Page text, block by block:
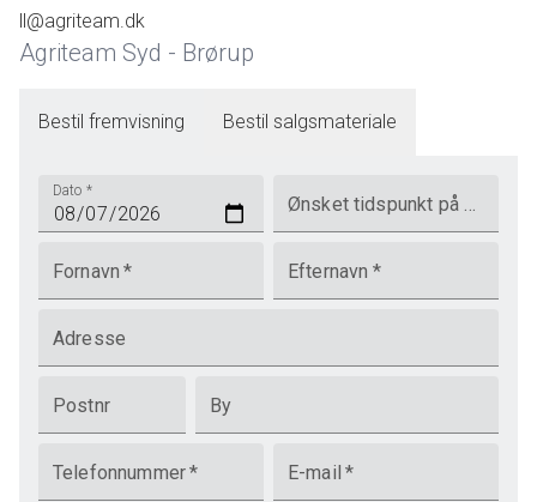
ll@agriteam.dk
Agriteam Syd - Brørup
Bestil fremvisning Bestil salgsmateriale
Dato *
Ønsket tidspunkt på dagen
Fornavn * Efternavn *
Adresse
Postnr By
Telefonnummer* E-mail *